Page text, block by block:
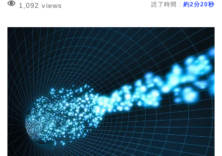
1,092 views 読了時間 : 約2分20秒